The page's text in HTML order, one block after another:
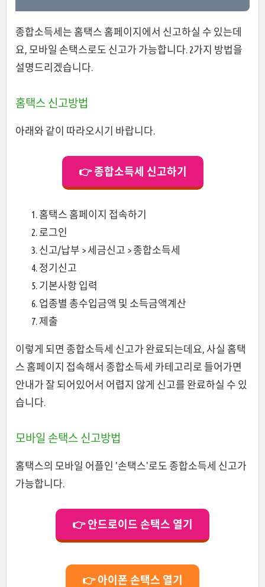
종합소득세는 홈택스 홈페이지에서 신고하실 수 있는데
요, 모바일 손택스로도 신고가 가능합니다. 2가지 방법을
설명드리겠습니다.
홈택스 신고방법
아래와 같이 따라오시기 바랍니다.
👉 종합소득세 신고하기
홈택스 홈페이지 접속하기
로그인
신고/납부 > 세금신고 > 종합소득세
정기신고
기본사항 입력
업종별 총수입금액 및 소득금액계산
제출
이렇게 되면 종합소득세 신고가 완료되는데요, 사실 홈택
스 홈페이지 접속해서 종합소득세 카테고리로 들어가면
안내가 잘 되어있어서 어렵지 않게 신고를 완료하실 수 있
습니다.
모바일 손택스 신고방법
홈택스의 모바일 어플인 '손택스'로도 종합소득세 신고가
가능합니다.
👉 안드로이드 손택스 열기
👉 아이폰 손택스 열기